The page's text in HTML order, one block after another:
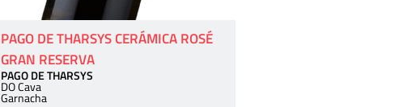
PAGO DE THARSYS CERÁMICA ROSÉ
GRAN RESERVA
PAGO DE THARSYS
DO Cava
Garnacha